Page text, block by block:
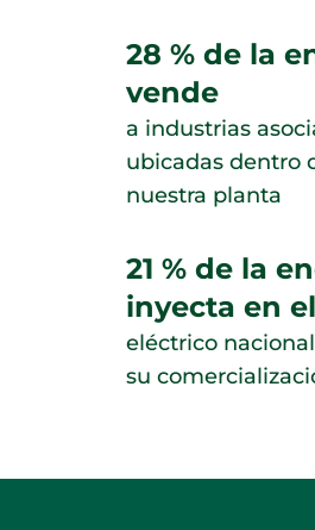
28 % de la
vende
a industrias
ubicadas dentro
nuestra planta
21 % de la
inyecta en
eléctrico
su